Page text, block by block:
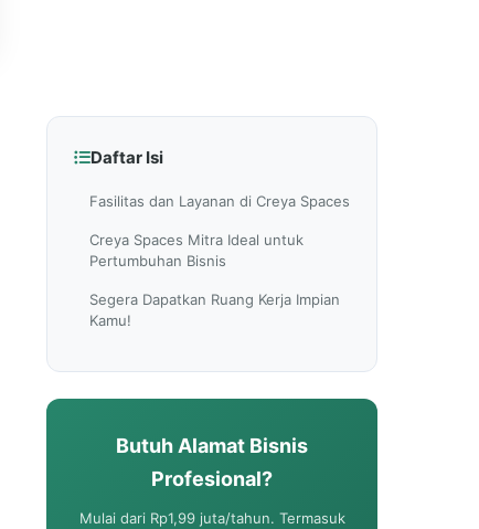
Daftar Isi
Fasilitas dan Layanan di Creya Spaces
Creya Spaces Mitra Ideal untuk
Pertumbuhan Bisnis
Segera Dapatkan Ruang Kerja Impian
Kamu!
Butuh Alamat Bisnis
Profesional?
Mulai dari Rp1,99 juta/tahun. Termasuk